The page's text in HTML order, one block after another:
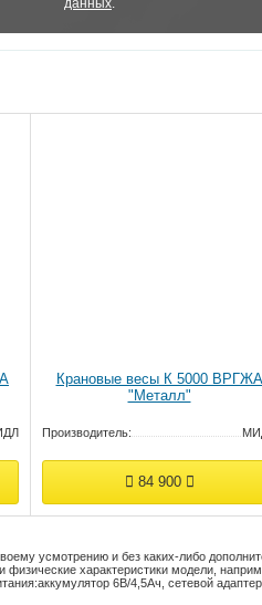
данных.
Крановые весы К 5000 ВРГЖА
"Металл"
Производитель:
84 900
усмотрению и без каких-либо
характеристики модели,
аккумулятор 6В/4,5Ач, сетевой адаптер